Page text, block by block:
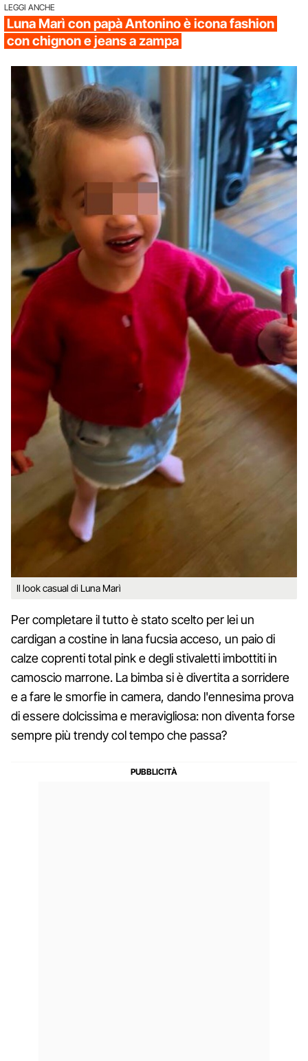
LEGGI ANCHE
Luna Marì con papà Antonino è icona fashion
con chignon e jeans a zampa
Il look casual di Luna Marì
Per completare il tutto è stato scelto per lei un
cardigan a costine in lana fucsia acceso, un paio di
calze coprenti total pink e degli stivaletti imbottiti in
camoscio marrone. La bimba si è divertita a sorridere
e a fare le smorfie in camera, dando l'ennesima prova
di essere dolcissima e meravigliosa: non diventa forse
sempre più trendy col tempo che passa?